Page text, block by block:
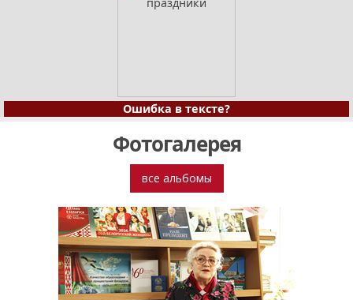
Ошибка в тексте?
Фотогалерея
все альбомы